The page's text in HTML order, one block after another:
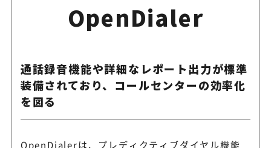
OpenDialer
通話録音機能や詳細なレポート出力が標準
装備されており、コールセンターの効率化
を図る
OpenDialerは、プレディクティブダイヤル機能